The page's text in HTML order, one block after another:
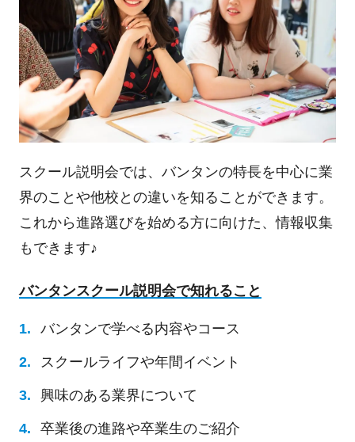
スクール説明会では、バンタンの特長を中心に業
界のことや他校との違いを知ることができます。
これから進路選びを始める方に向けた、情報収集
もできます♪
バンタンスクール説明会で知れること
バンタンで学べる内容やコース
スクールライフや年間イベント
興味のある業界について
卒業後の進路や卒業生のご紹介